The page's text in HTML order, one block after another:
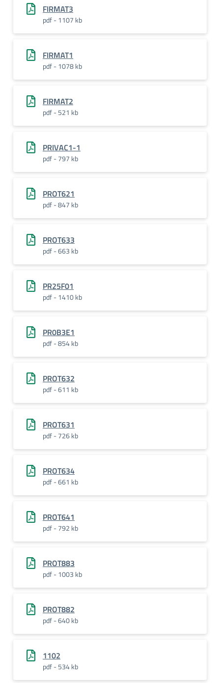
FIRMAT3
pdf - 1107 kb
FIRMAT1
pdf - 1078 kb
FIRMAT2
pdf - 521 kb
PRIVAC1-1
pdf - 797 kb
PROT621
pdf - 847 kb
PROT633
pdf - 663 kb
PR25F01
pdf - 1410 kb
PR0B3E1
pdf - 854 kb
PROT632
pdf - 611 kb
PROT631
pdf - 726 kb
PROT634
pdf - 661 kb
PROT641
pdf - 792 kb
PROT883
pdf - 1003 kb
PROT882
pdf - 640 kb
1102
pdf - 534 kb